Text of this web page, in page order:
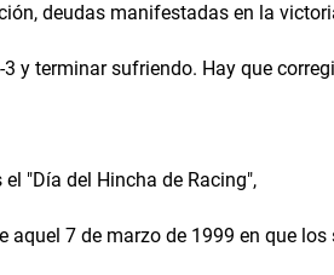
deudas manifestadas en la
y terminar sufriendo. Hay que
"Día del Hincha de Racing",
aquel 7 de marzo de 1999 en que